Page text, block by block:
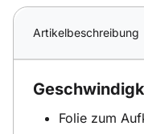
Artikelbeschreibung
Folie zum